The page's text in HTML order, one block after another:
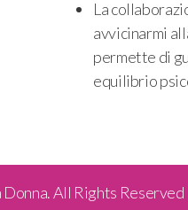
La
avvicinarmi
permette di
equilibrio
All Rights Reserved